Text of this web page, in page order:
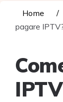
Home
pagare